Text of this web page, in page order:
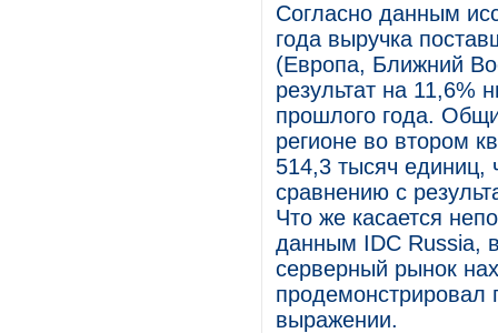
Согласно данным
года выручка
(Европа, Ближний
результат на 11,6%
прошлого года.
регионе во втором
514,3 тысяч единиц,
сравнению с
Что же касается
данным IDC Russia,
серверный рынок
продемонстрировал
выражении.